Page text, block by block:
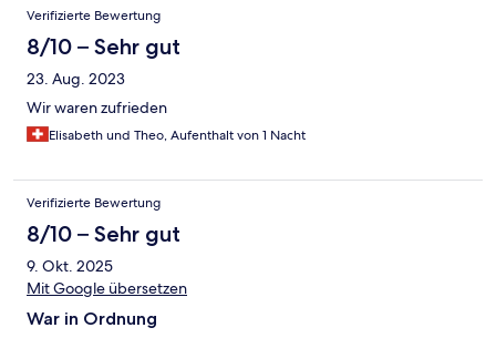
Verifizierte Bewertung
8/10 – Sehr gut
23. Aug. 2023
Wir waren zufrieden
Elisabeth und Theo, Aufenthalt von 1 Nacht
Verifizierte Bewertung
8/10 – Sehr gut
9. Okt. 2025
Mit Google übersetzen
War in Ordnung